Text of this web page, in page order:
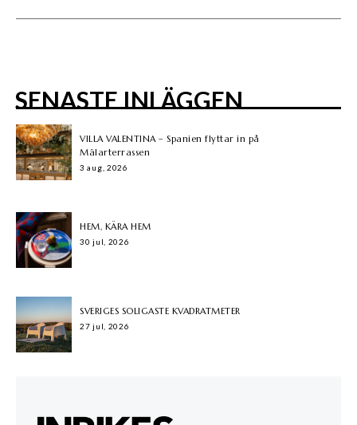
SENASTE INLÄGGEN
VILLA VALENTINA – Spanien flyttar in på
Mälarterrassen
3 aug, 2026
HEM, KÄRA HEM
30 jul, 2026
SVERIGES SOLIGASTE KVADRATMETER
27 jul, 2026